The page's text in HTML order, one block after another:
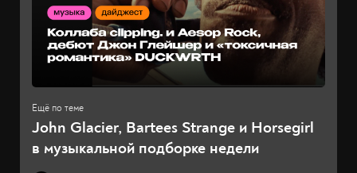
John Glacier, Bartees Strange и Horsegirl
в музыкальной подборке недели